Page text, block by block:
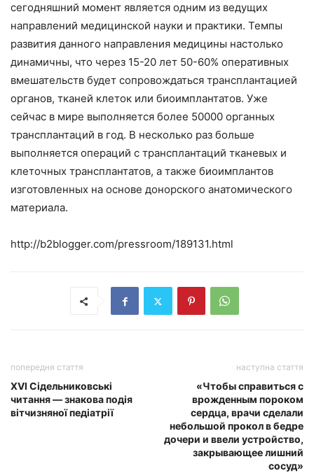
сегодняшний момент является одним из ведущих
направлений медицинской науки и практики. Темпы
развития данного направления медицины настолько
динамичны, что через 15-20 лет 50-60% оперативных
вмешательств будет сопровождаться трансплантацией
органов, тканей клеток или биоимплантатов. Уже
сейчас в мире выполняется более 50000 органных
трансплантаций в год. В несколько раз больше
выполняется операций с трансплантаций тканевых и
клеточных трансплантатов, а также биоимплантов
изготовленных на основе донорского анатомического
материала.
http://b2blogger.com/pressroom/189131.html
попередня стаття
XVI Сідельниковські
читання — знакова подія
вітчизняної педіатрії
наступна стаття
«Чтобы справиться с
врожденным пороком
сердца, врачи сделали
небольшой прокол в бедре
дочери и ввели устройство,
закрывающее лишний
сосуд»